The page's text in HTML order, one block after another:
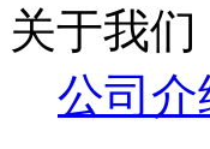
公司介
预订帮助